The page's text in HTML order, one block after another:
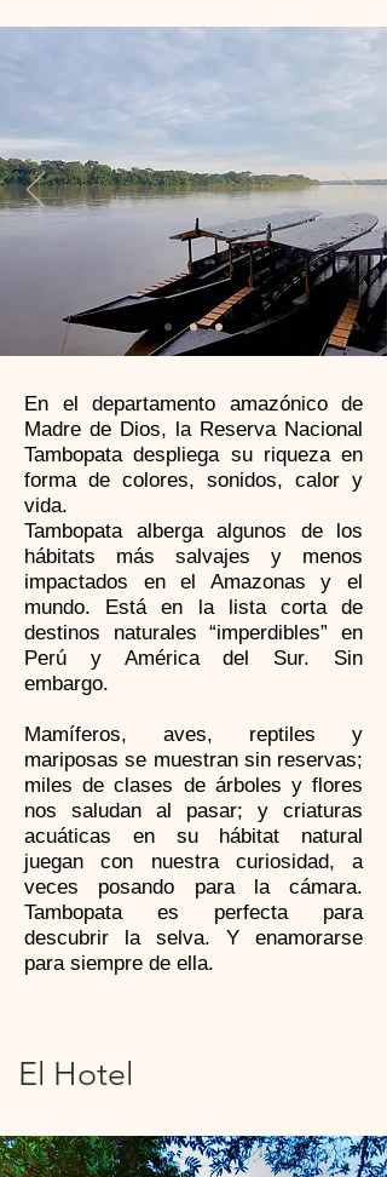
En el departamento amazónico de
Madre de Dios, la Reserva Nacional
Tambopata despliega su riqueza en
forma de colores, sonidos, calor y
vida.
Tambopata alberga algunos de los
hábitats más salvajes y menos
impactados en el Amazonas y el
mundo. Está en la lista corta de
destinos naturales “imperdibles” en
Perú y América del Sur. Sin
embargo.
Mamíferos, aves, reptiles y
mariposas se muestran sin reservas;
miles de clases de árboles y flores
nos saludan al pasar; y criaturas
acuáticas en su hábitat natural
juegan con nuestra curiosidad, a
veces posando para la cámara.
Tambopata es perfecta para
descubrir la selva. Y enamorarse
para siempre de ella.
El Hotel